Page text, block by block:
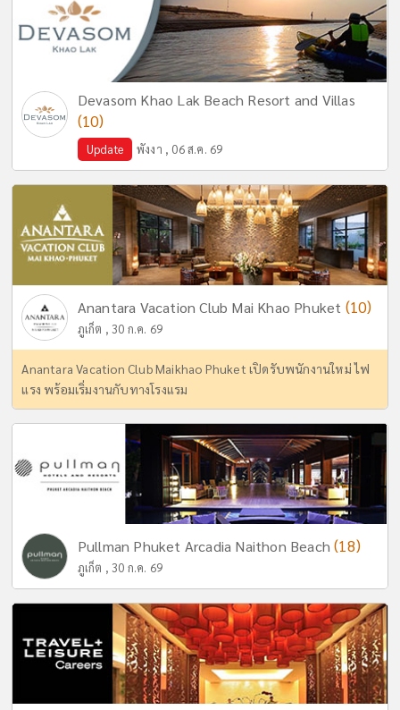
Devasom Khao Lak Beach Resort and Villas
(10)
Update พังงา , 06 ส.ค. 69
Anantara Vacation Club Mai Khao Phuket (10)
ภูเก็ต , 30 ก.ค. 69
Anantara Vacation Club Maikhao Phuket เปิดรับพนักงานใหม่ ไฟ
แรง พร้อมเริ่มงานกับทางโรงแรม
Pullman Phuket Arcadia Naithon Beach(18)
ภูเก็ต , 30 ก.ค. 69